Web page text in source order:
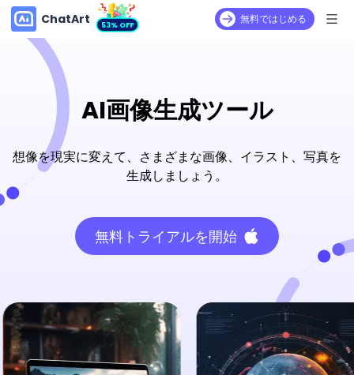
ChatArt 53% OFF 無料ではじめる
AI画像生成ツール
想像を現実に変えて、さまざまな画像、イラスト、写真を
生成しましょう。
無料トライアルを開始